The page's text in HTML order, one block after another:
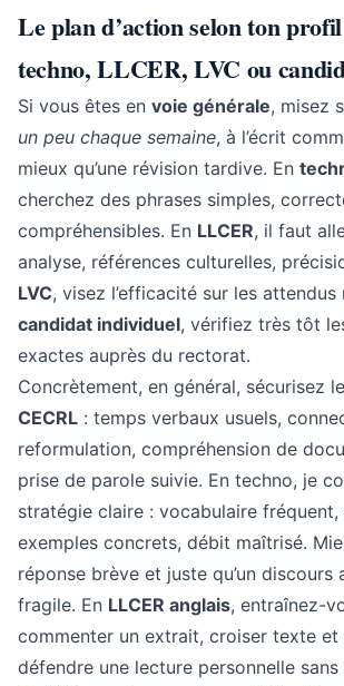
Le plan d’action selon ton
techno, LLCER, LVC ou
Si vous êtes en voie générale, misez
un peu chaque semaine, à l’écrit
mieux qu’une révision tardive. En
cherchez des phrases simples,
compréhensibles. En LLCER, il faut
analyse, références culturelles,
LVC, visez l’efficacité sur les attendus
candidat individuel, vérifiez très tôt
exactes auprès du rectorat.
Concrètement, en général, sécurisez
CECRL : temps verbaux usuels,
reformulation, compréhension de
prise de parole suivie. En techno, je
stratégie claire : vocabulaire fréquent,
exemples concrets, débit maîtrisé.
réponse brève et juste qu’un discours
fragile. En LLCER anglais, entraînez-
commenter un extrait, croiser texte
défendre une lecture personnelle